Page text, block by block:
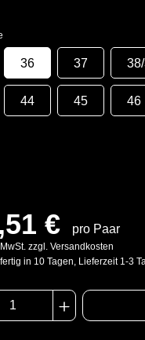
36 37
44 45 46
€ pro Paar
zzgl. Versandkosten
in 10 Tagen, Lieferzeit 1-3